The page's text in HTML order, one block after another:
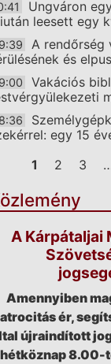
Ungváron
leesett egy
A rendőrség
és
Vakációs
egy 15
Oldalak
1 2 3
A Kárpátaljai
Amennyiben
atrocitás ér,
újraindított
hétköznap 8.00-